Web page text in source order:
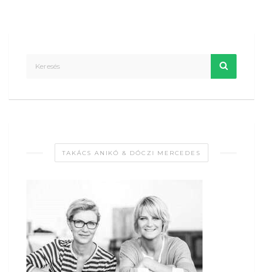
TAKÁCS ANIKÓ & DÓCZI MERCEDES